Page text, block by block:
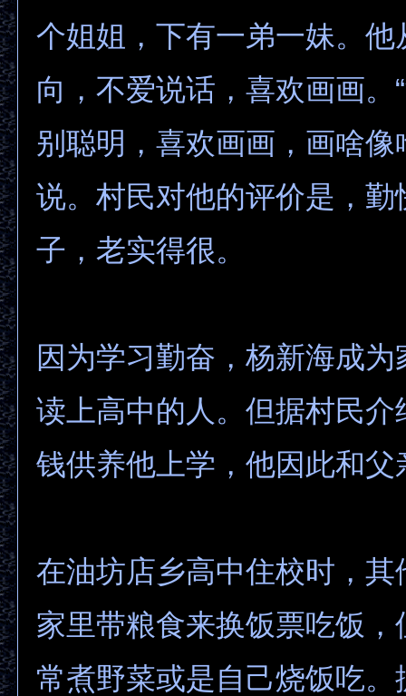
个姐姐，下有一弟一妹。他
向，不爱说话，喜欢画画。
别聪明，喜欢画画，画啥像
说。村民对他的评价是，勤
子，老实得很。
因为学习勤奋，杨新海成
读上高中的人。但据村民介
钱供养他上学，他因此和父
在油坊店乡高中住校时，其
家里带粮食来换饭票吃饭，
常煮野菜或是自己烧饭吃。